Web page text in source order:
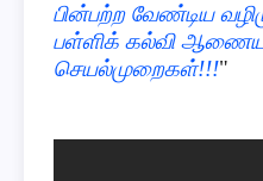
பின்பற்ற வேண்டிய
பள்ளிக் கல்வி
செயல்முறைகள்!!!"